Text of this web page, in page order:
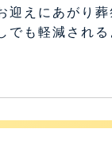
えにあがり
も軽減され